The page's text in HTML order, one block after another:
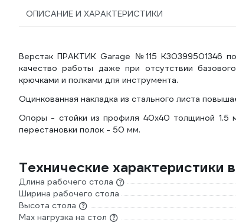
ОПИСАНИЕ И ХАРАКТЕРИСТИКИ
Верстак ПРАКТИК Garage №115 К30399501346
качество работы даже при отсутствии
крючками и полками для инструмента.
Оцинкованная накладка из стального листа
Опоры - стойки из профиля 40х40 толщиной 1.5
перестановки полок - 50 мм.
Технические
Длина рабочего стола
Ширина рабочего стола
Высота стола
Max нагрузка на стол